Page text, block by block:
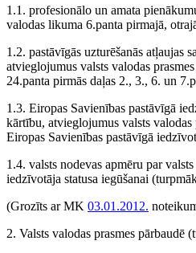
1.1. profesionālo un amata
valodas likuma 6.panta pirmajā,
1.2. pastāvīgās uzturēšanās atļaujas
atvieglojumus valsts valodas
24.panta pirmās daļas 2., 3., 6. un
1.3. Eiropas Savienības pastāvīgā
kārtību, atvieglojumus valsts valodas
Eiropas Savienības pastāvīgā
1.4. valsts nodevas apmēru par
iedzīvotāja statusa iegūšanai
(Grozīts ar MK 03.01.2012.
2. Valsts valodas prasmes pārbaudē